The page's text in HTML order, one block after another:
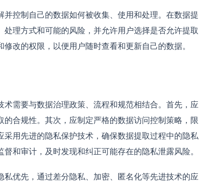
控制自己的数据如何被收集、使用和处理。在数据提
理方式和可能的风险，并允许用户选择是否允许提取
改的权限，以便用户随时查看和更新自己的数据。
术需要与数据治理政策、流程和规范相结合。首先，应
合规性。其次，应制定严格的数据访问控制策略，限
用先进的隐私保护技术，确保数据提取过程中的隐私
和审计，及时发现和纠正可能存在的隐私泄露风险。
优先，通过差分隐私、加密、匿名化等先进技术的应